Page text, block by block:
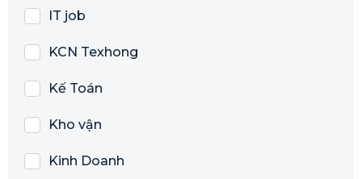
IT job
KCN Texhong
Kế Toán
Kho vận
Kinh Doanh